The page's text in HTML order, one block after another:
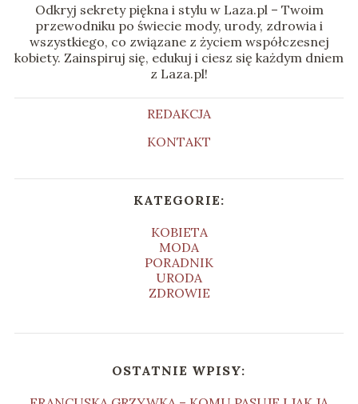
Odkryj sekrety piękna i stylu w Laza.pl – Twoim
przewodniku po świecie mody, urody, zdrowia i
wszystkiego, co związane z życiem współczesnej
kobiety. Zainspiruj się, edukuj i ciesz się każdym dniem
z Laza.pl!
REDAKCJA
KONTAKT
KATEGORIE:
KOBIETA
MODA
PORADNIK
URODA
ZDROWIE
OSTATNIE WPISY: